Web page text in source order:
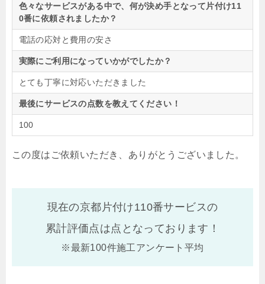
色々なサービスがある中で、何が決め手となって片付け11
0番に依頼されましたか？
電話の応対と費用の安さ
実際にご利用になっていかがでしたか？
とても丁寧に対応いただきました
最後にサービスの点数を教えてください！
100
この度はご依頼いただき、ありがとうございました。
現在の京都片付け110番サービスの
累計評価点は点となっております！
※最新100件施工アンケート平均